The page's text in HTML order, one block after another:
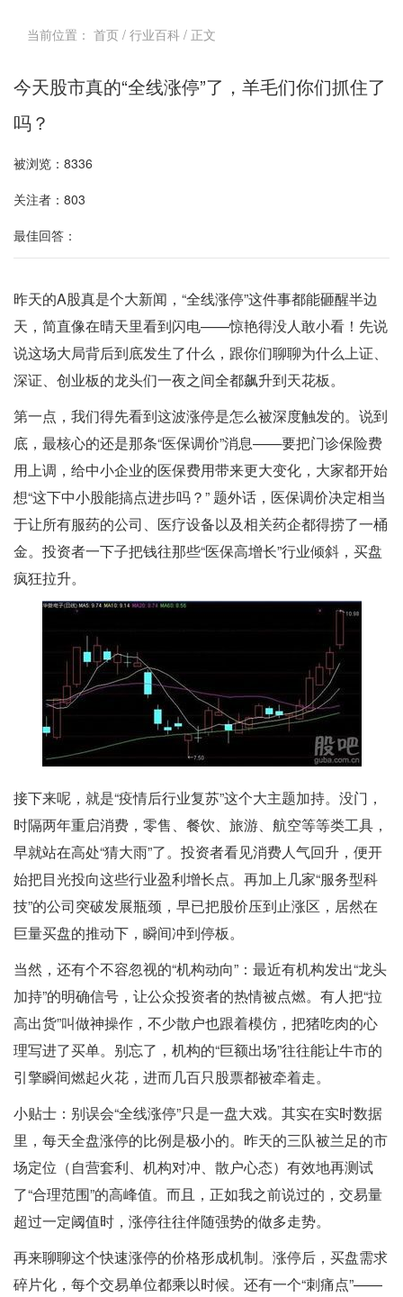
当前位置： 首页 / 行业百科 / 正文
今天股市真的“全线涨停”了，羊毛们你们抓住了
吗？
被浏览：8336
关注者：803
最佳回答：
昨天的A股真是个大新闻，“全线涨停”这件事都能砸醒半边
天，简直像在晴天里看到闪电——惊艳得没人敢小看！先说
说这场大局背后到底发生了什么，跟你们聊聊为什么上证、
深证、创业板的龙头们一夜之间全都飙升到天花板。
第一点，我们得先看到这波涨停是怎么被深度触发的。说到
底，最核心的还是那条“医保调价”消息——要把门诊保险费
用上调，给中小企业的医保费用带来更大变化，大家都开始
想“这下中小股能搞点进步吗？” 题外话，医保调价决定相当
于让所有服药的公司、医疗设备以及相关药企都得捞了一桶
金。投资者一下子把钱往那些“医保高增长”行业倾斜，买盘
疯狂拉升。
接下来呢，就是“疫情后行业复苏”这个大主题加持。没门，
时隔两年重启消费，零售、餐饮、旅游、航空等等类工具，
早就站在高处“猜大雨”了。投资者看见消费人气回升，便开
始把目光投向这些行业盈利增长点。再加上几家“服务型科
技”的公司突破发展瓶颈，早已把股价压到止涨区，居然在
巨量买盘的推动下，瞬间冲到停板。
当然，还有个不容忽视的“机构动向”：最近有机构发出“龙头
加持”的明确信号，让公众投资者的热情被点燃。有人把“拉
高出货”叫做神操作，不少散户也跟着模仿，把猪吃肉的心
理写进了买单。别忘了，机构的“巨额出场”往往能让牛市的
引擎瞬间燃起火花，进而几百只股票都被牵着走。
小贴士：别误会“全线涨停”只是一盘大戏。其实在实时数据
里，每天全盘涨停的比例是极小的。昨天的三队被兰足的市
场定位（自营套利、机构对冲、散户心态）有效地再测试
了“合理范围”的高峰值。而且，正如我之前说过的，交易量
超过一定阈值时，涨停往往伴随强势的做多走势。
再来聊聊这个快速涨停的价格形成机制。涨停后，买盘需求
碎片化，每个交易单位都乘以时候。还有一个“刺痛点”——